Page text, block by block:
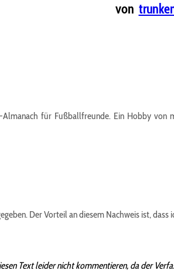
von
für Fußballfreunde. Ein Hobby
Der Vorteil an diesem Nachweis ist,
Text leider nicht kommentieren, da der